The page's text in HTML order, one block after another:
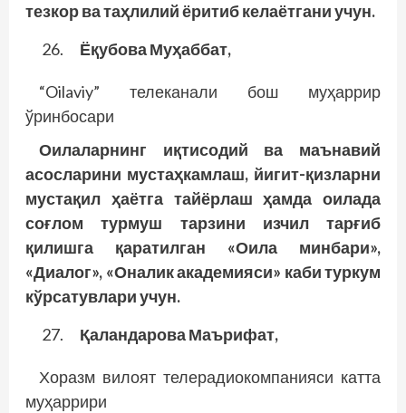
тезкор ва таҳлилий ёритиб келаётгани учун.
Ёқубова Муҳаббат,
“Oilaviy” телеканали бош муҳаррир
ўринбосари
Оилаларнинг иқтисодий ва маънавий
асосларини мустаҳкамлаш, йигит-қизларни
мустақил ҳаётга тайёрлаш ҳамда оилада
соғлом турмуш тарзини изчил тарғиб
қилишга қаратилган «Оила минбари»,
«Диалог», «Оналик академияси» каби туркум
кўрсатувлари учун.
Қаландарова Маърифат,
Хоразм вилоят телерадиокомпа­нияси катта
муҳаррири